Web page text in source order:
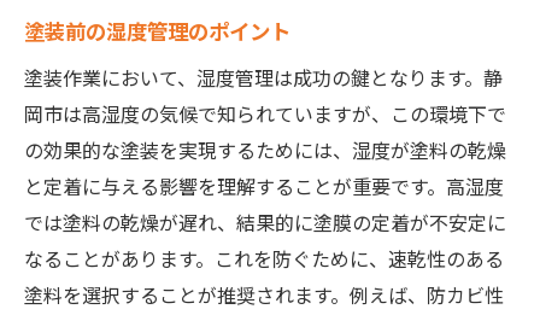
塗装前の湿度管理のポイント
塗装作業において、湿度管理は成功の鍵となります。静
岡市は高湿度の気候で知られていますが、この環境下で
の効果的な塗装を実現するためには、湿度が塗料の乾燥
と定着に与える影響を理解することが重要です。高湿度
では塗料の乾燥が遅れ、結果的に塗膜の定着が不安定に
なることがあります。これを防ぐために、速乾性のある
塗料を選択することが推奨されます。例えば、防カビ性